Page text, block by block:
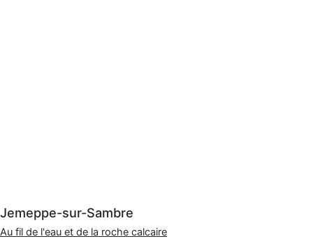
Jemeppe-sur-Sambre
Au fil de l'eau et de la roche calcaire